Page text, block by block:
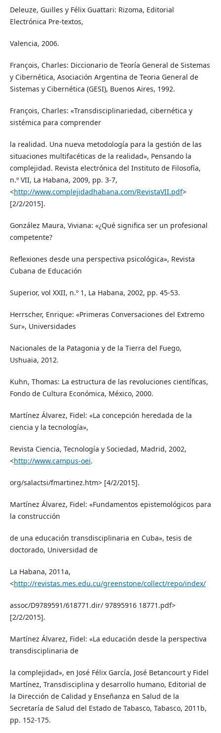
Deleuze, Guilles y Félix Guattari: Rizoma, Editorial
Electrónica Pre-textos,
Valencia, 2006.
François, Charles: Diccionario de Teoría General de Sistemas
y Cibernética, Asociación Argentina de Teoria General de
Sistemas y Cibernética (GESI), Buenos Aires, 1992.
François, Charles: «Transdisciplinariedad, cibernética y
sistémica para comprender
la realidad. Una nueva metodología para la gestión de las
situaciones multifacéticas de la realidad», Pensando la
complejidad. Revista electrónica del Instituto de Filosofía,
n.º VII, La Habana, 2009, pp. 3-7,
<http://www.complejidadhabana.com/RevistaVII.pdf>
[2/2/2015].
González Maura, Viviana: «¿Qué significa ser un profesional
competente?
Reflexiones desde una perspectiva psicológica», Revista
Cubana de Educación
Superior, vol XXII, n.º 1, La Habana, 2002, pp. 45-53.
Herrscher, Enrique: «Primeras Conversaciones del Extremo
Sur», Universidades
Nacionales de la Patagonia y de la Tierra del Fuego,
Ushuaia, 2012.
Kuhn, Thomas: La estructura de las revoluciones científicas,
Fondo de Cultura Económica, México, 2000.
Martínez Álvarez, Fidel: «La concepción heredada de la
ciencia y la tecnología»,
Revista Ciencia, Tecnología y Sociedad, Madrid, 2002,
<http://www.campus-oei.
org/salactsi/fmartinez.htm> [4/2/2015].
Martínez Álvarez, Fidel: «Fundamentos epistemológicos para
la construcción
de una educación transdisciplinaria en Cuba», tesis de
doctorado, Universidad de
La Habana, 2011a,
<http://revistas.mes.edu.cu/greenstone/collect/repo/index/
assoc/D9789591/618771.dir/ 97895916 18771.pdf>
[2/2/2015].
Martínez Álvarez, Fidel: «La educación desde la perspectiva
transdisciplinaria de
la complejidad», en José Félix García, José Betancourt y Fidel
Martínez, Transdisciplina y desarrollo humano, Editorial de
la Dirección de Calidad y Enseñanza en Salud de la
Secretaría de Salud del Estado de Tabasco, Tabasco, 2011b,
pp. 152-175.